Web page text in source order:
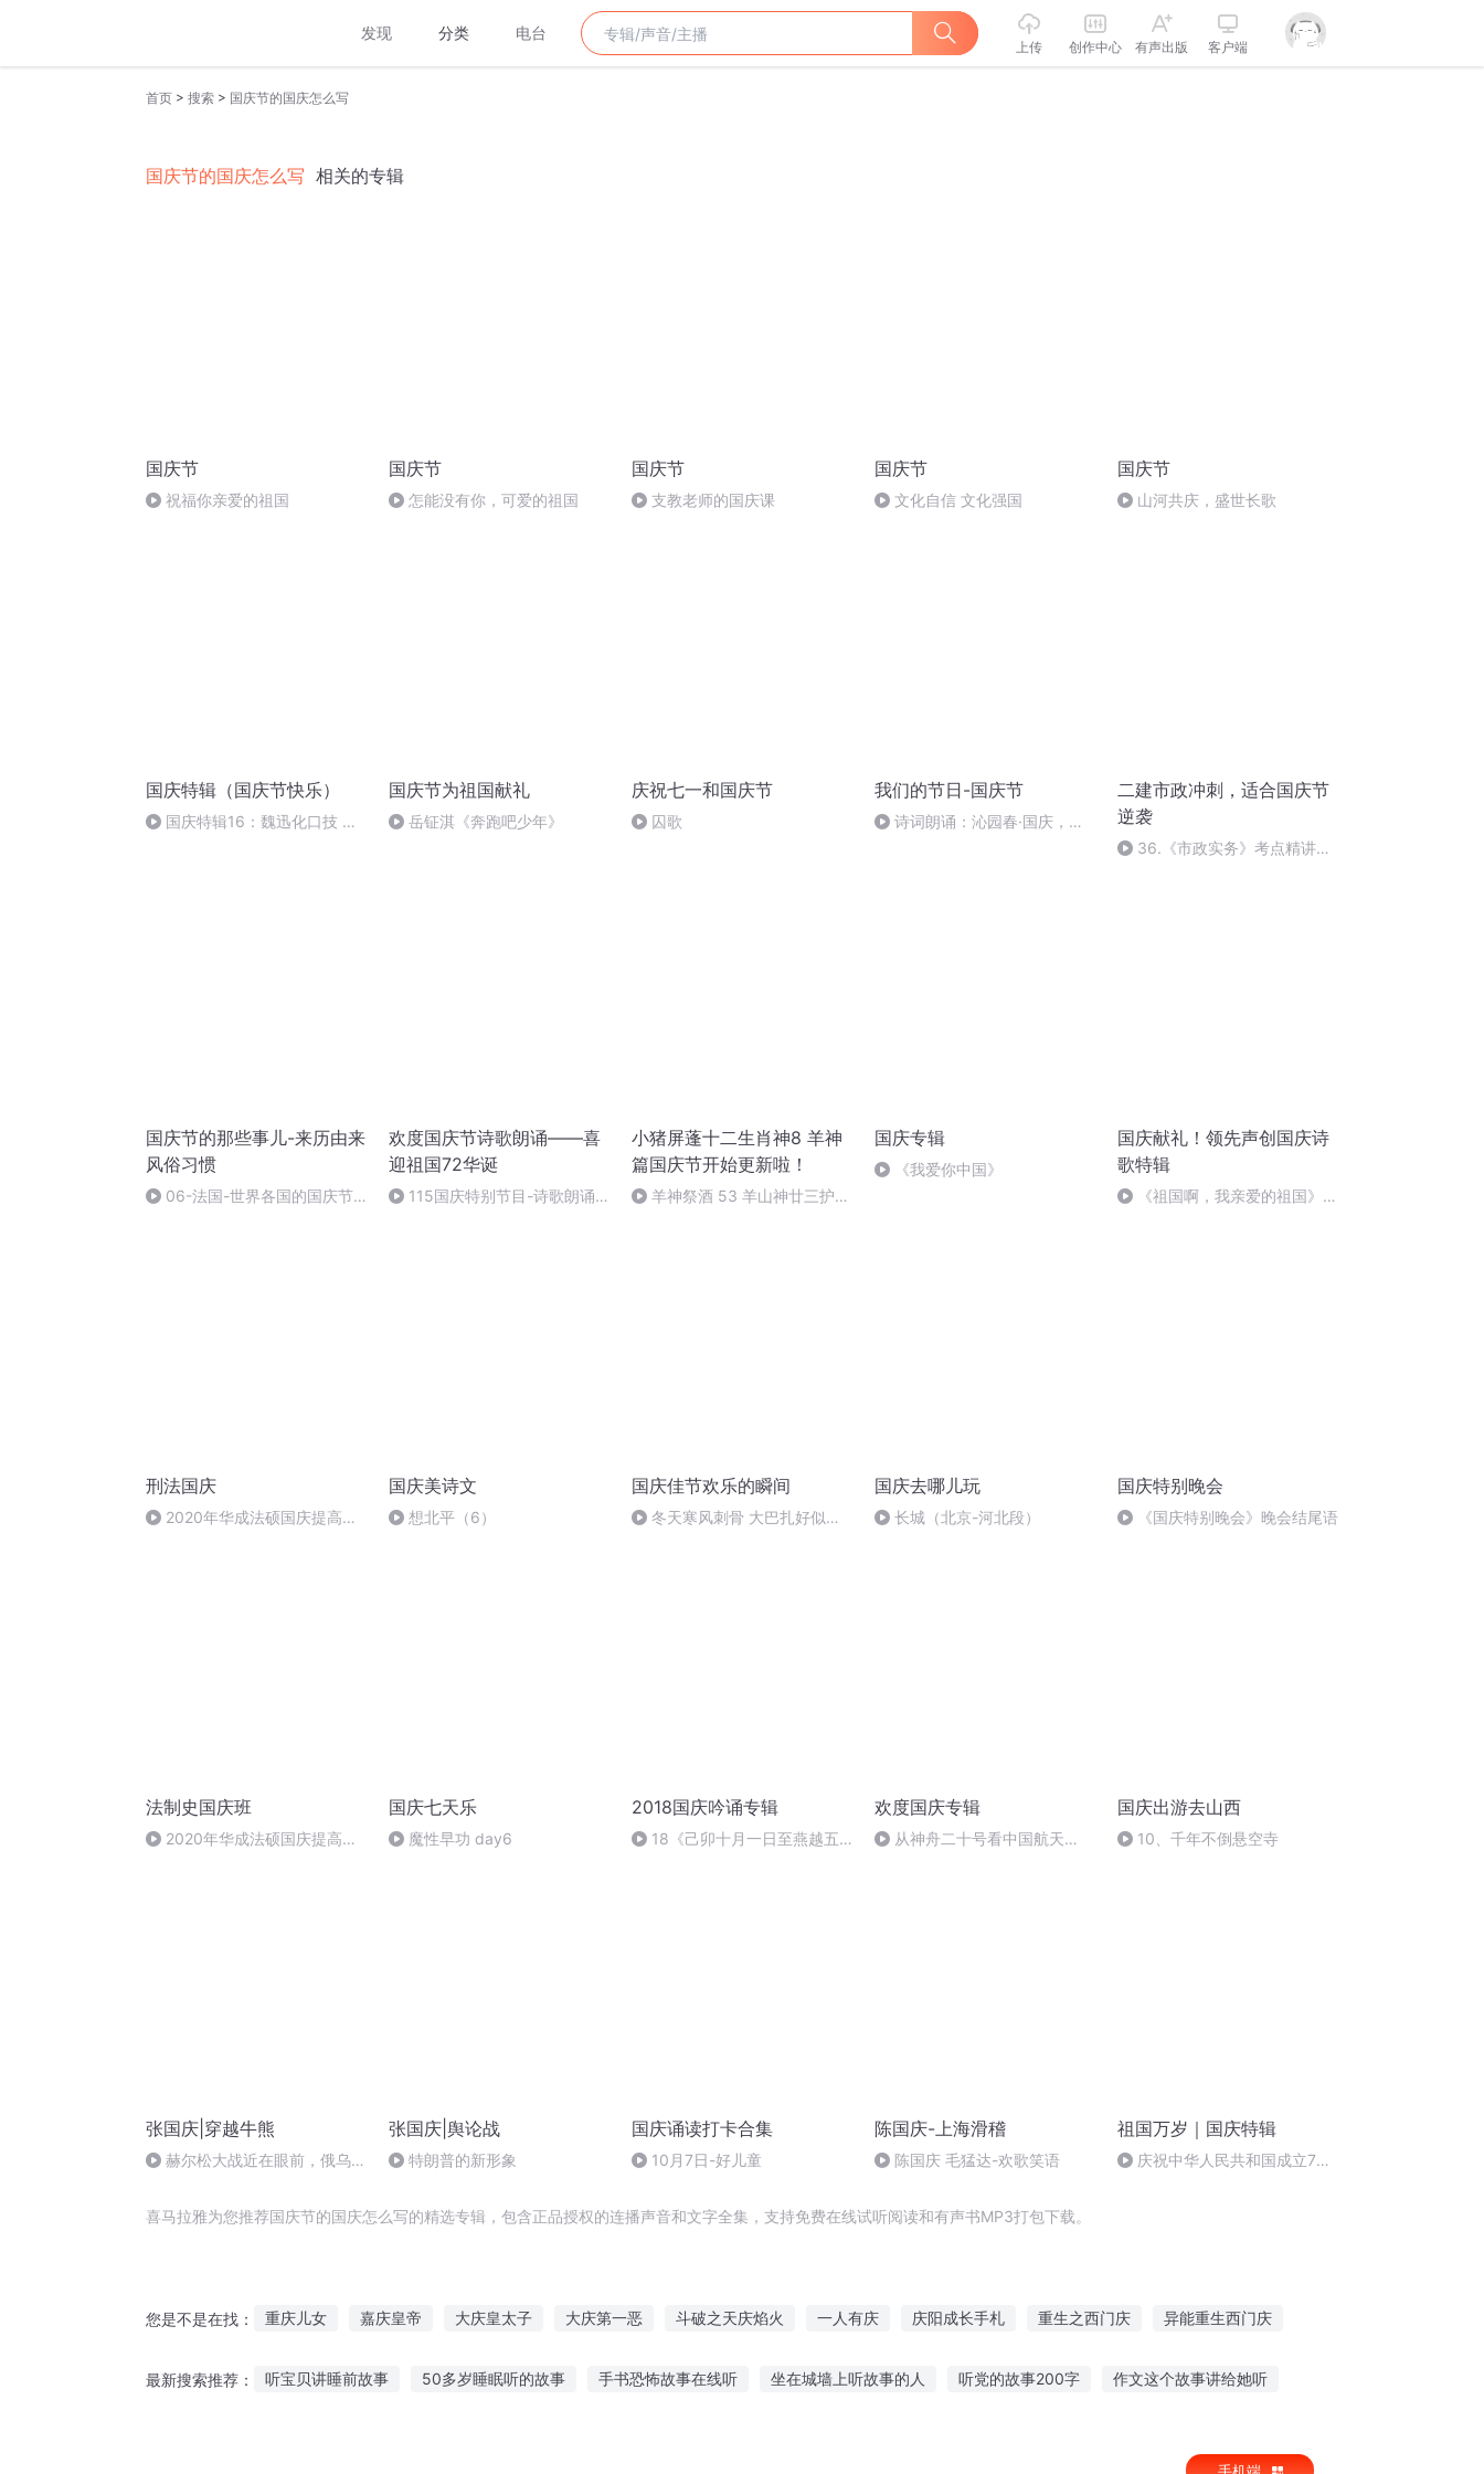
发现 分类 电台
上传 创作中心 有声出版 客户端
首页 > 搜索 > 国庆节的国庆怎么写
国庆节的国庆怎么写 相关的专辑
国庆节
祝福你亲爱的祖国
国庆节
怎能没有你，可爱的祖国
国庆节
支教老师的国庆课
国庆节
文化自信 文化强国
国庆节
山河共庆，盛世长歌
国庆特辑（国庆节快乐）
国庆特辑16：魏迅化口技 二
国庆节为祖国献礼
岳钲淇《奔跑吧少年》
庆祝七一和国庆节
囚歌
我们的节日-国庆节
诗词朗诵：沁园春·国庆，朗
二建市政冲刺，适合国庆节
逆袭
36.《市政实务》考点精讲第
国庆节的那些事儿-来历由来
风俗习惯
06-法国-世界各国的国庆节-
欢度国庆节诗歌朗诵——喜
迎祖国72华诞
115国庆特别节目-诗歌朗诵-
小猪屏蓬十二生肖神8 羊神
篇国庆节开始更新啦！
羊神祭酒 53 羊山神廿三护祭
国庆专辑
《我爱你中国》
国庆献礼！领先声创国庆诗
歌特辑
《祖国啊，我亲爱的祖国》温
刑法国庆
2020年华成法硕国庆提高班
国庆美诗文
想北平（6）
国庆佳节欢乐的瞬间
冬天寒风刺骨 大巴扎好似温
国庆去哪儿玩
长城（北京-河北段）
国庆特别晚会
《国庆特别晚会》晚会结尾语
法制史国庆班
2020年华成法硕国庆提高班
国庆七天乐
魔性早功 day6
2018国庆吟诵专辑
18《己卯十月一日至燕越五
欢度国庆专辑
从神舟二十号看中国航天
国庆出游去山西
10、千年不倒悬空寺
张国庆|穿越牛熊
赫尔松大战近在眼前，俄乌冲
张国庆|舆论战
特朗普的新形象
国庆诵读打卡合集
10月7日-好儿童
陈国庆-上海滑稽
陈国庆 毛猛达-欢歌笑语
祖国万岁｜国庆特辑
庆祝中华人民共和国成立73
喜马拉雅为您推荐国庆节的国庆怎么写的精选专辑，包含正品授权的连播声音和文字全集，支持免费在线试听阅读和有声书MP3打包下载。
您是不是在找： 重庆儿女 嘉庆皇帝 大庆皇太子 大庆第一恶 斗破之天庆焰火 一人有庆 庆阳成长手札 重生之西门庆 异能重生西门庆
最新搜索推荐： 听宝贝讲睡前故事 50多岁睡眠听的故事 手书恐怖故事在线听 坐在城墙上听故事的人 听党的故事200字 作文这个故事讲给她听